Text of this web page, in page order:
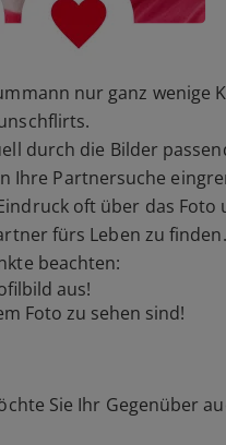
nur ganz wenige
durch die Bilder
Ihre Partnersuche
oft über das Foto
fürs Leben zu finden.
beachten:
aus!
Foto zu sehen sind!
Sie Ihr Gegenüber